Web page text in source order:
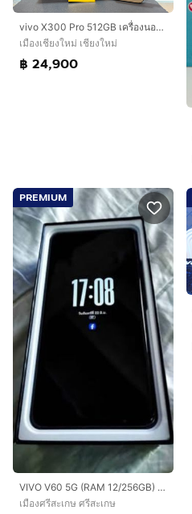
vivo X300 Pro 512GB เครื่องนอก สภาพสวยมาก ประกัน2เดือนกว่า ครบกล่อง
เมืองเชียงใหม่ เชียงใหม่
฿ 24,900
PREMIUM
VIVO V60 5G (RAM 12/256GB) สี Mist Gray สภาพนางฟ้า อุปกรณ์ครบพร้อมกล่อง แถมหูฟังบลูทูธ
เมืองศรีสะเกษ ศรีสะเกษ